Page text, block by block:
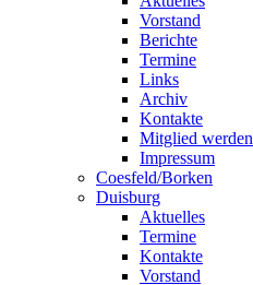
Vorstand
Berichte
Termine
Links
Archiv
Kontakte
Mitglied werden
Impressum
Coesfeld/Borken
Duisburg
Aktuelles
Termine
Kontakte
Vorstand